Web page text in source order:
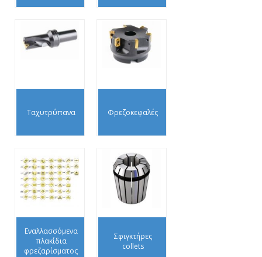
Ταχυτρύπανα Φρεζοκεφαλές
Εναλλασσόμενα
πλακίδια
φρεζαρίσματος
Σφιγκτήρες
collets